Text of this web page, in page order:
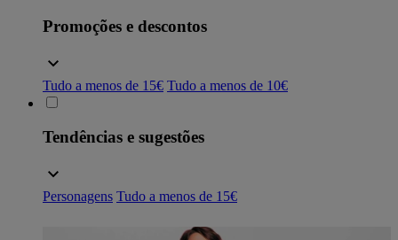
Promoções e descontos
Tudo a menos de 15€ Tudo a menos de 10€
Tendências e sugestões
Personagens Tudo a menos de 15€